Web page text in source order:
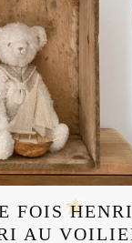
FOIS HENRI
AU